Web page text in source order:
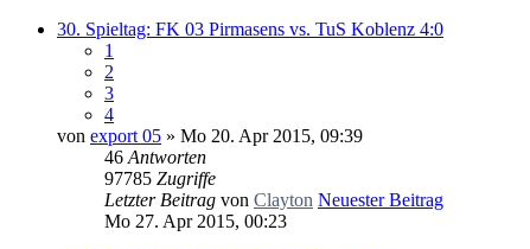
30. Spieltag: FK 03 Pirmasens vs. TuS Koblenz 4:0
1
2
3
4
von export 05 » Mo 20. Apr 2015, 09:39
46 Antworten
97785 Zugriffe
Letzter Beitrag von Clayton Neuester Beitrag
Mo 27. Apr 2015, 00:23